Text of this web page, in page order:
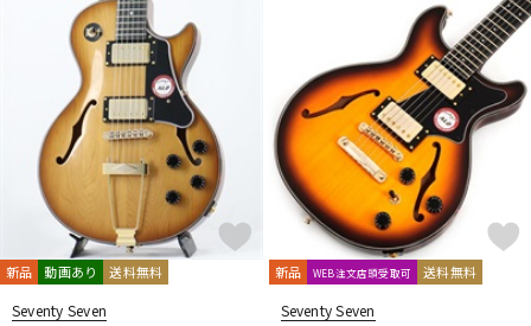
新品 動画あり 送料無料
Seventy Seven
新品 WEB注文店頭受取可 送料無料
Seventy Seven